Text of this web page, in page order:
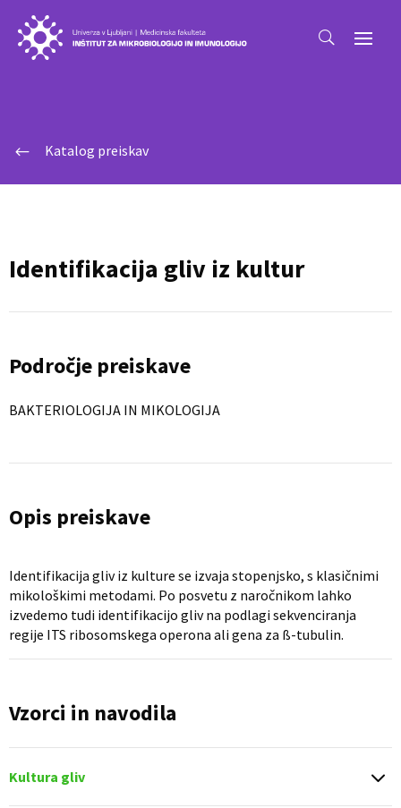
# Katalog preiskav
Identifikacija gliv iz kultur
Področje preiskave
BAKTERIOLOGIJA IN MIKOLOGIJA
Opis preiskave
Identifikacija gliv iz kulture se izvaja stopenjsko, s klasičnimi
mikološkimi metodami. Po posvetu z naročnikom lahko
izvedemo tudi identifikacijo gliv na podlagi sekvenciranja
regije ITS ribosomskega operona ali gena za ß-tubulin.
Vzorci in navodila
Kultura gliv